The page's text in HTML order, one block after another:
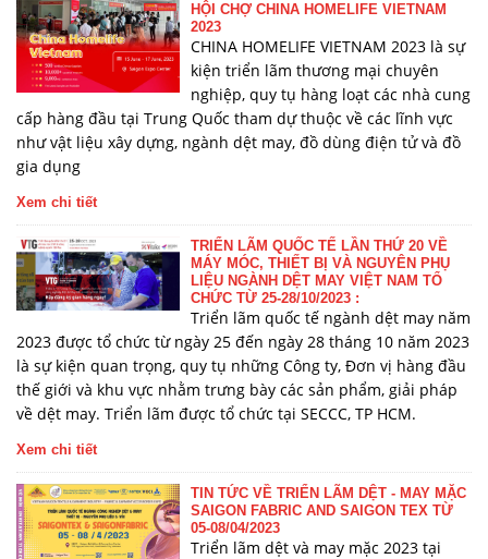
HỘI CHỢ CHINA HOMELIFE VIETNAM
2023
CHINA HOMELIFE VIETNAM 2023 là sự
kiện triển lãm thương mại chuyên
nghiệp, quy tụ hàng loạt các nhà cung
cấp hàng đầu tại Trung Quốc tham dự thuộc về các lĩnh vực
như vật liệu xây dựng, ngành dệt may, đồ dùng điện tử và đồ
gia dụng
Xem chi tiết
TRIỂN LÃM QUỐC TẾ LẦN THỨ 20 VỀ
MÁY MÓC, THIẾT BỊ VÀ NGUYÊN PHỤ
LIỆU NGÀNH DỆT MAY VIỆT NAM TỔ
CHỨC TỪ 25-28/10/2023 :
Triển lãm quốc tế ngành dệt may năm
2023 được tổ chức từ ngày 25 đến ngày 28 tháng 10 năm 2023
là sự kiện quan trọng, quy tụ những Công ty, Đơn vị hàng đầu
thế giới và khu vực nhằm trưng bày các sản phẩm, giải pháp
về dệt may. Triển lãm được tổ chức tại SECCC, TP HCM.
Xem chi tiết
TIN TỨC VỀ TRIỂN LÃM DỆT - MAY MẶC
SAIGON FABRIC AND SAIGON TEX TỪ
05-08/04/2023
Triển lãm dệt và may mặc 2023 tại